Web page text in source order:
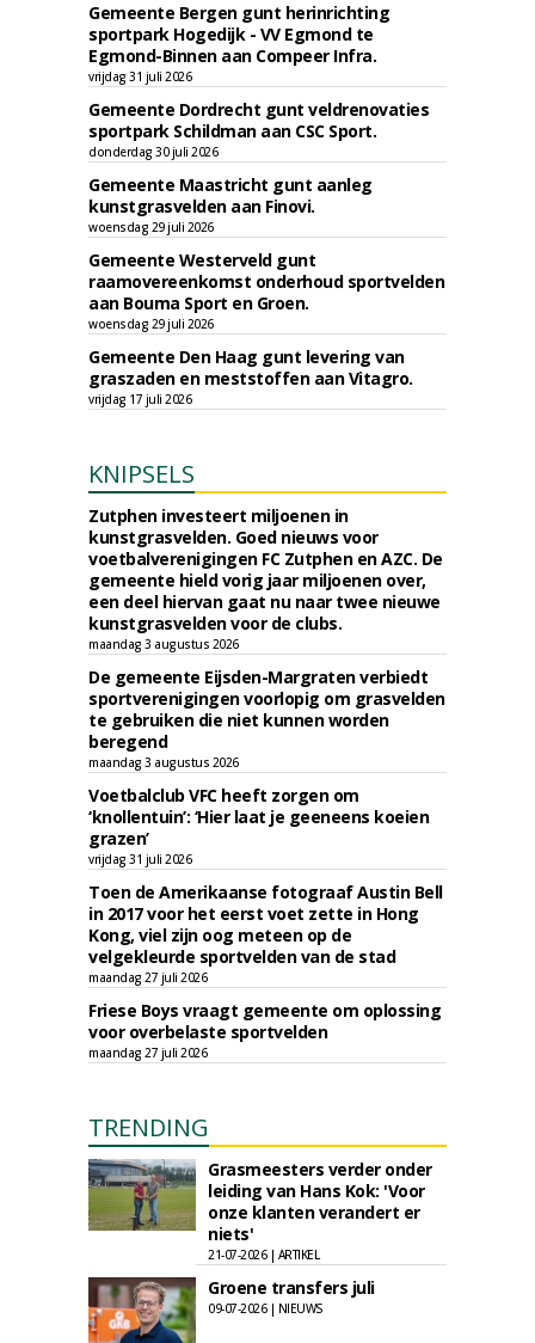
Gemeente Bergen gunt herinrichting
sportpark Hogedijk - VV Egmond te
Egmond-Binnen aan Compeer Infra.
vrijdag 31 juli 2026
Gemeente Dordrecht gunt veldrenovaties
sportpark Schildman aan CSC Sport.
donderdag 30 juli 2026
Gemeente Maastricht gunt aanleg
kunstgrasvelden aan Finovi.
woensdag 29 juli 2026
Gemeente Westerveld gunt
raamovereenkomst onderhoud sportvelden
aan Bouma Sport en Groen.
woensdag 29 juli 2026
Gemeente Den Haag gunt levering van
graszaden en meststoffen aan Vitagro.
vrijdag 17 juli 2026
KNIPSELS
Zutphen investeert miljoenen in
kunstgrasvelden. Goed nieuws voor
voetbalverenigingen FC Zutphen en AZC. De
gemeente hield vorig jaar miljoenen over,
een deel hiervan gaat nu naar twee nieuwe
kunstgrasvelden voor de clubs.
maandag 3 augustus 2026
De gemeente Eijsden-Margraten verbiedt
sportverenigingen voorlopig om grasvelden
te gebruiken die niet kunnen worden
beregend
maandag 3 augustus 2026
Voetbalclub VFC heeft zorgen om
‘knollentuin’: ‘Hier laat je geeneens koeien
grazen’
vrijdag 31 juli 2026
Toen de Amerikaanse fotograaf Austin Bell
in 2017 voor het eerst voet zette in Hong
Kong, viel zijn oog meteen op de
velgekleurde sportvelden van de stad
maandag 27 juli 2026
Friese Boys vraagt gemeente om oplossing
voor overbelaste sportvelden
maandag 27 juli 2026
TRENDING
Grasmeesters verder onder
leiding van Hans Kok: 'Voor
onze klanten verandert er
niets'
21-07-2026 | ARTIKEL
Groene transfers juli
09-07-2026 | NIEUWS